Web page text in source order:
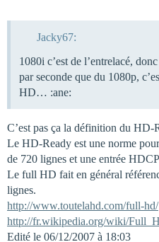
Jacky67:
1080i c’est de l’entrelacé,
par seconde que du 1080p,
HD… :ane:
C’est pas ça la définition du HD-
Le HD-Ready est une norme
de 720 lignes et une entrée
Le full HD fait en général
lignes.
http://www.toutelahd.com/full-hd/
http://fr.wikipedia.org/wiki/
Edité le 06/12/2007 à 18:03